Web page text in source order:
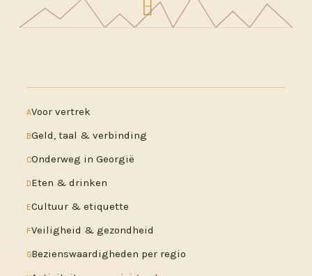
AVoor vertrek
BGeld, taal & verbinding
COnderweg in Georgië
DEten & drinken
ECultuur & etiquette
FVeiligheid & gezondheid
GBezienswaardigheden per regio